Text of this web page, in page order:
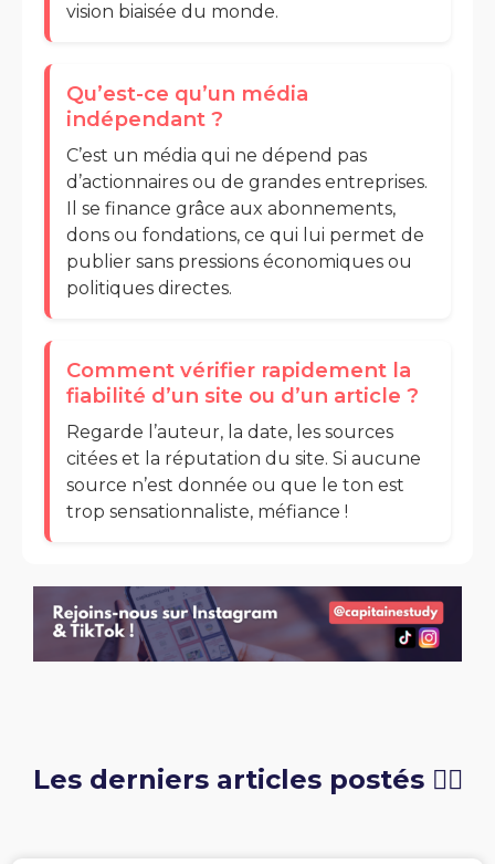
vision biaisée du monde.
Qu’est-ce qu’un média
indépendant ?
C’est un média qui ne dépend pas
d’actionnaires ou de grandes entreprises.
Il se finance grâce aux abonnements,
dons ou fondations, ce qui lui permet de
publier sans pressions économiques ou
politiques directes.
Comment vérifier rapidement la
fiabilité d’un site ou d’un article ?
Regarde l’auteur, la date, les sources
citées et la réputation du site. Si aucune
source n’est donnée ou que le ton est
trop sensationnaliste, méfiance !
Les derniers articles postés 👇🏻